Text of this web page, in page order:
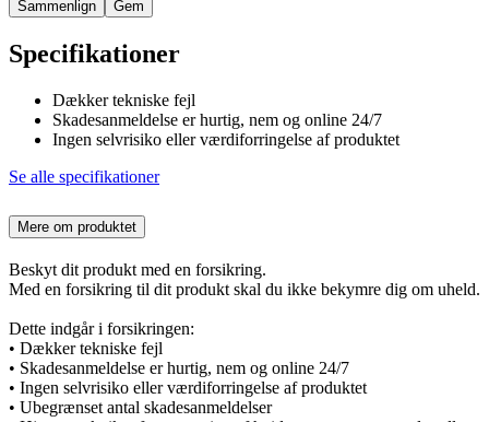
Sammenlign Gem
Specifikationer
Dækker tekniske fejl
Skadesanmeldelse er hurtig, nem og online 24/7
Ingen selvrisiko eller værdiforringelse af produktet
Se alle specifikationer
Mere om produktet
Beskyt dit produkt med en forsikring.
Med en forsikring til dit produkt skal du ikke bekymre dig om uheld.
Dette indgår i forsikringen:
• Dækker tekniske fejl
• Skadesanmeldelse er hurtig, nem og online 24/7
• Ingen selvrisiko eller værdiforringelse af produktet
• Ubegrænset antal skadesanmeldelser